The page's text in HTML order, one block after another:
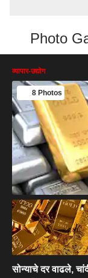
Photo
व्यापार-उद्योग
8 Photos
सोन्याचे दर वाढले,